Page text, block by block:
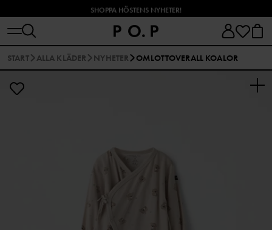
SHOPPA HÖSTENS NYHETER!
START ALLA KLÄDER NYHETER OMLOTTOVERALL KOALOR